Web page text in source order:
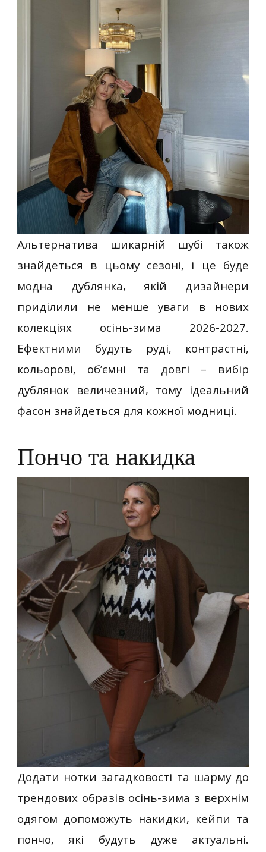
Альтернатива шикарній шубі також
знайдеться в цьому сезоні, і це буде
модна дублянка, якій дизайнери
приділили не менше уваги в нових
колекціях осінь-зима 2026-2027.
Ефектними будуть руді, контрастні,
кольорові, об’ємні та довгі – вибір
дублянок величезний, тому ідеальний
фасон знайдеться для кожної модниці.
Пончо та накидка
Додати нотки загадковості та шарму до
трендових образів осінь-зима з верхнім
одягом допоможуть накидки, кейпи та
пончо, які будуть дуже актуальні.